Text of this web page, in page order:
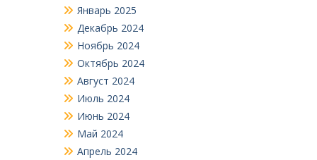
Январь 2025
Декабрь 2024
Ноябрь 2024
Октябрь 2024
Август 2024
Июль 2024
Июнь 2024
Май 2024
Апрель 2024